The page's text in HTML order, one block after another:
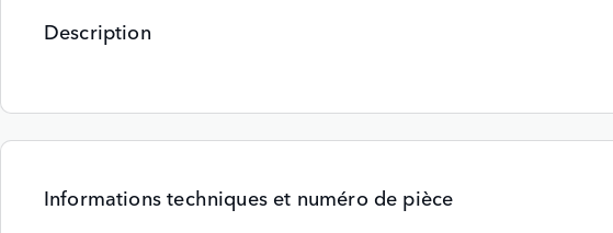
Description
Informations techniques et numéro de pièce